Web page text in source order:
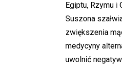
Egiptu, Rzymu i
Suszona
zwiększenia
medycyny
uwolnić